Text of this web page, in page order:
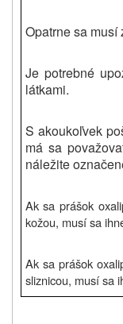
Opatrne sa musí
Je potrebné
látkami.
S akoukoľvek
má sa
náležite
Ak sa prášok
kožou, musí sa
Ak sa prášok
sliznicou, musí sa